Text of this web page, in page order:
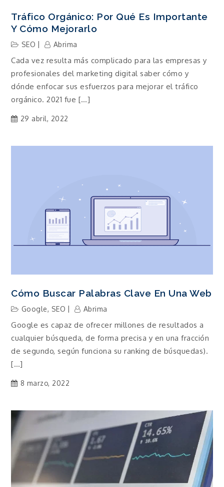
Tráfico Orgánico: Por Qué Es Importante
Y Cómo Mejorarlo
SEO Abrima
Cada vez resulta más complicado para las empresas y
profesionales del marketing digital saber cómo y
dónde enfocar sus esfuerzos para mejorar el tráfico
orgánico. 2021 fue […]
29 abril, 2022
Cómo Buscar Palabras Clave En Una Web
Google, SEO Abrima
Google es capaz de ofrecer millones de resultados a
cualquier búsqueda, de forma precisa y en una fracción
de segundo, según funciona su ranking de búsquedas).
[…]
8 marzo, 2022